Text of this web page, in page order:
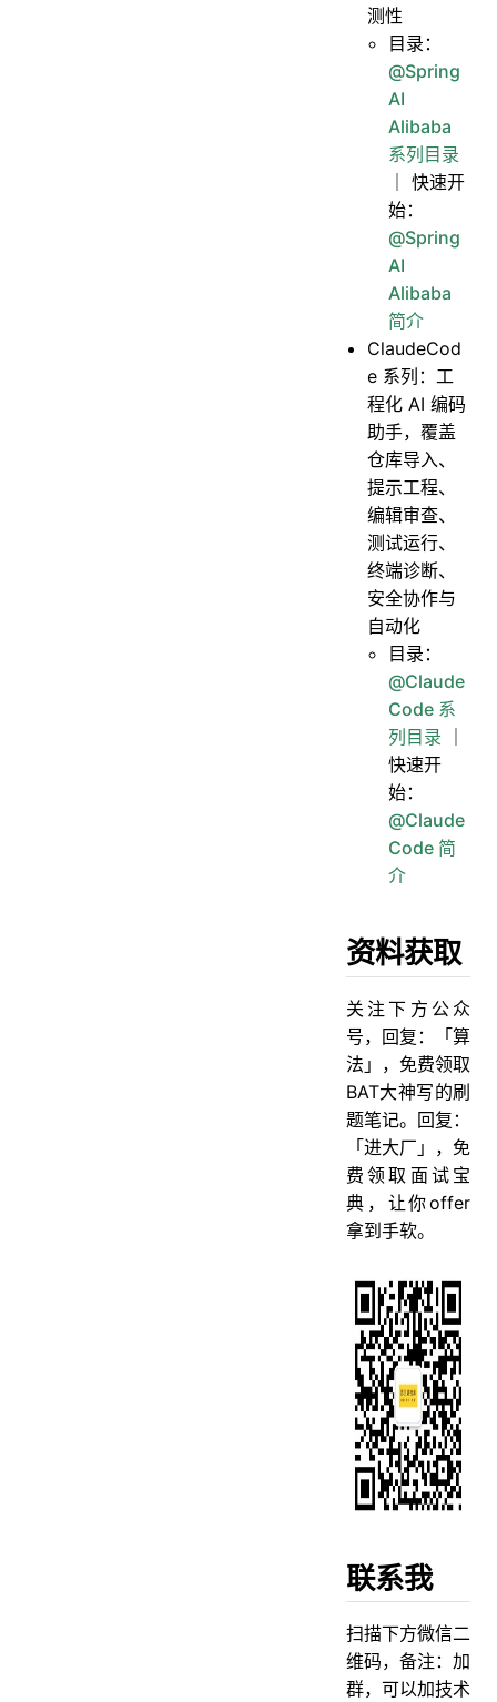
测性
目录：
@Spring
AI
Alibaba
系列目录
｜ 快速开
始：
@Spring
AI
Alibaba
简介
ClaudeCod
e 系列：工
程化 AI 编码
助手，覆盖
仓库导入、
提示工程、
编辑审查、
测试运行、
终端诊断、
安全协作与
自动化
目录：
@Claude
Code 系
列目录
快速开
始：
@Claude
Code 简
介
资料获取
关注下方公众
号，回复：「算
法」，免费领取
BAT大神写的刷
题笔记。回复：
「进大厂」，免
费领取面试宝
典，让你offer
拿到手软。
联系我
扫描下方微信二
维码，备注：加
群，可以加技术